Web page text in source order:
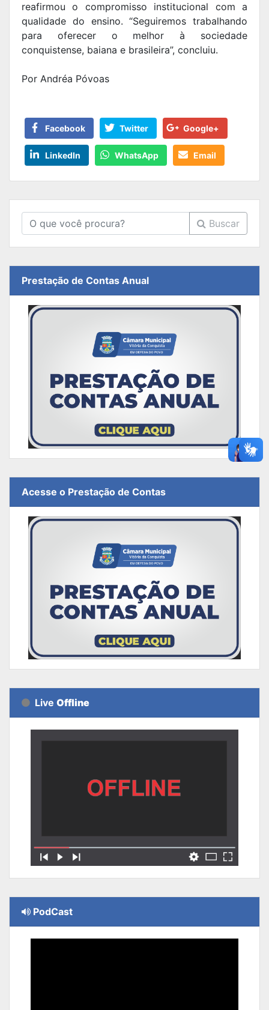
reafirmou o compromisso institucional com a
qualidade do ensino. “Seguiremos trabalhando
para oferecer o melhor à sociedade
conquistense, baiana e brasileira”, concluiu.
Por Andréa Póvoas
Facebook Twitter Google+
LinkedIn WhatsApp Email
Buscar
Prestação de Contas Anual
Acesse o Prestação de Contas
Live Offline
PodCast